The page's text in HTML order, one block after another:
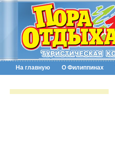
На главную О Филиппинах